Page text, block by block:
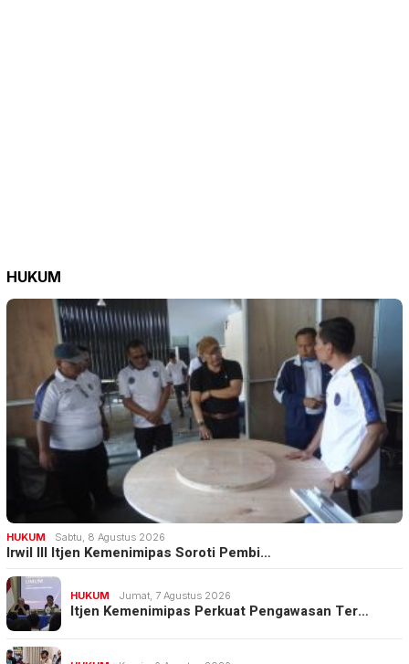
HUKUM
HUKUM Sabtu, 8 Agustus 2026
Irwil III Itjen Kemenimipas Soroti Pembi…
HUKUM Jumat, 7 Agustus 2026
Itjen Kemenimipas Perkuat Pengawasan Ter…